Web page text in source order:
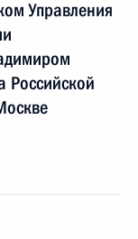
Управления
Российской